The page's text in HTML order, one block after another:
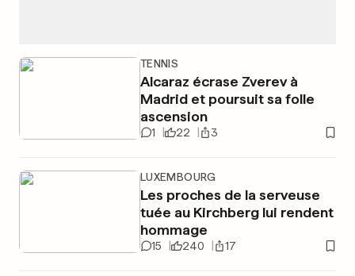
TENNIS
Alcaraz écrase Zverev à
Madrid et poursuit sa folle
ascension
1 22 3
LUXEMBOURG
Les proches de la serveuse
tuée au Kirchberg lui rendent
hommage
15 240 17